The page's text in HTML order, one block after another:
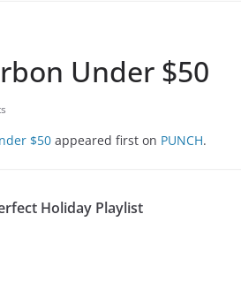
Under $50
$50 appeared first on PUNCH.
Holiday Playlist